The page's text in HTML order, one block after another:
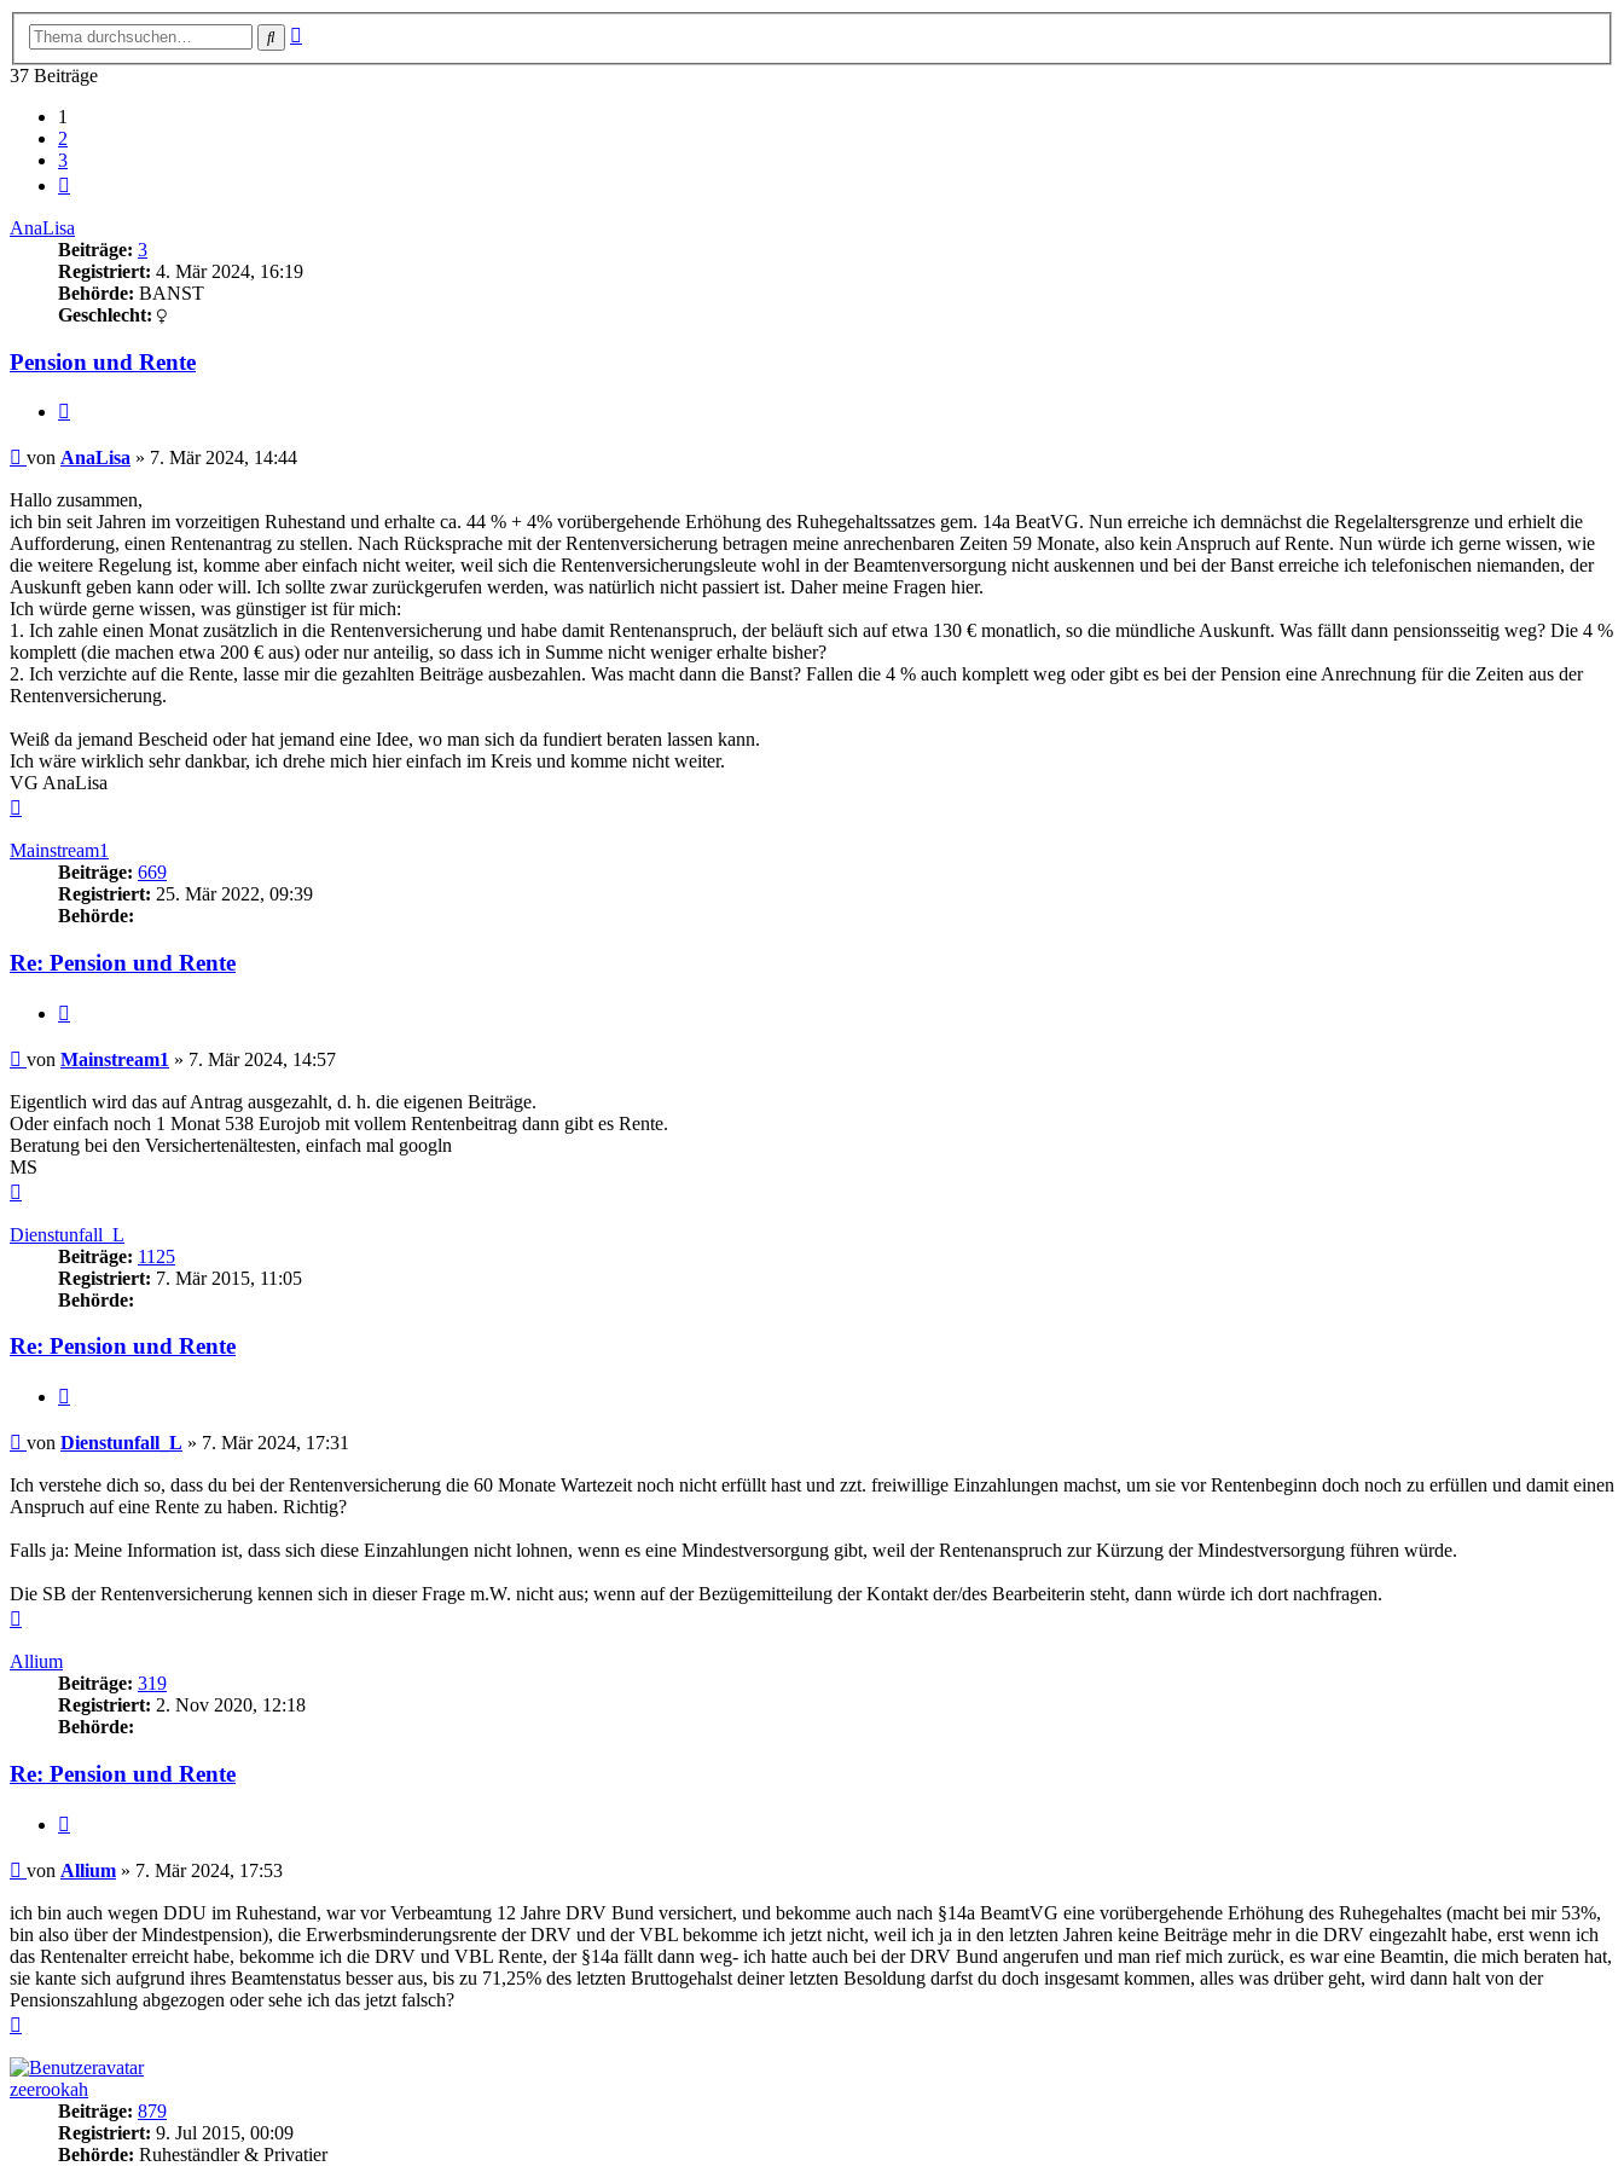
Suche
37 Beiträge
1
2
3
AnaLisa
Beiträge: 3
Registriert: 4. Mär 2024, 16:19
Behörde: BANST
Geschlecht:
Pension und Rente
Beitrag
von AnaLisa » 7. Mär 2024, 14:44
Hallo zusammen,
ich bin seit Jahren im vorzeitigen Ruhestand und erhalte ca. 44 % + 4% vorübergehende Erhöhung des Ruhegehaltssatzes gem. 14a BeatVG. Nun erreiche ich demnächst die Regelaltersgrenze und erhielt die
Aufforderung, einen Rentenantrag zu stellen. Nach Rücksprache mit der Rentenversicherung betragen meine anrechenbaren Zeiten 59 Monate, also kein Anspruch auf Rente. Nun würde ich gerne wissen, wie
die weitere Regelung ist, komme aber einfach nicht weiter, weil sich die Rentenversicherungsleute wohl in der Beamtenversorgung nicht auskennen und bei der Banst erreiche ich telefonischen niemanden, der
Auskunft geben kann oder will. Ich sollte zwar zurückgerufen werden, was natürlich nicht passiert ist. Daher meine Fragen hier.
Ich würde gerne wissen, was günstiger ist für mich:
1. Ich zahle einen Monat zusätzlich in die Rentenversicherung und habe damit Rentenanspruch, der beläuft sich auf etwa 130 € monatlich, so die mündliche Auskunft. Was fällt dann pensionsseitig weg? Die 4 %
komplett (die machen etwa 200 € aus) oder nur anteilig, so dass ich in Summe nicht weniger erhalte bisher?
2. Ich verzichte auf die Rente, lasse mir die gezahlten Beiträge ausbezahlen. Was macht dann die Banst? Fallen die 4 % auch komplett weg oder gibt es bei der Pension eine Anrechnung für die Zeiten aus der
Rentenversicherung.
Weiß da jemand Bescheid oder hat jemand eine Idee, wo man sich da fundiert beraten lassen kann.
Ich wäre wirklich sehr dankbar, ich drehe mich hier einfach im Kreis und komme nicht weiter.
VG AnaLisa
Mainstream1
Beiträge: 669
Registriert: 25. Mär 2022, 09:39
Behörde:
Re: Pension und Rente
Beitrag
von Mainstream1 » 7. Mär 2024, 14:57
Eigentlich wird das auf Antrag ausgezahlt, d. h. die eigenen Beiträge.
Oder einfach noch 1 Monat 538 Eurojob mit vollem Rentenbeitrag dann gibt es Rente.
Beratung bei den Versichertenältesten, einfach mal googln
MS
Dienstunfall_L
Beiträge: 1125
Registriert: 7. Mär 2015, 11:05
Behörde:
Re: Pension und Rente
Beitrag
von Dienstunfall_L » 7. Mär 2024, 17:31
Ich verstehe dich so, dass du bei der Rentenversicherung die 60 Monate Wartezeit noch nicht erfüllt hast und zzt. freiwillige Einzahlungen machst, um sie vor Rentenbeginn doch noch zu erfüllen und damit einen
Anspruch auf eine Rente zu haben. Richtig?
Falls ja: Meine Information ist, dass sich diese Einzahlungen nicht lohnen, wenn es eine Mindestversorgung gibt, weil der Rentenanspruch zur Kürzung der Mindestversorgung führen würde.
Die SB der Rentenversicherung kennen sich in dieser Frage m.W. nicht aus; wenn auf der Bezügemitteilung der Kontakt der/des Bearbeiterin steht, dann würde ich dort nachfragen.
Allium
Beiträge: 319
Registriert: 2. Nov 2020, 12:18
Behörde:
Re: Pension und Rente
Beitrag
von Allium » 7. Mär 2024, 17:53
ich bin auch wegen DDU im Ruhestand, war vor Verbeamtung 12 Jahre DRV Bund versichert, und bekomme auch nach §14a BeamtVG eine vorübergehende Erhöhung des Ruhegehaltes (macht bei mir 53%,
bin also über der Mindestpension), die Erwerbsminderungsrente der DRV und der VBL bekomme ich jetzt nicht, weil ich ja in den letzten Jahren keine Beiträge mehr in die DRV eingezahlt habe, erst wenn ich
das Rentenalter erreicht habe, bekomme ich die DRV und VBL Rente, der §14a fällt dann weg- ich hatte auch bei der DRV Bund angerufen und man rief mich zurück, es war eine Beamtin, die mich beraten hat,
sie kante sich aufgrund ihres Beamtenstatus besser aus, bis zu 71,25% des letzten Bruttogehalst deiner letzten Besoldung darfst du doch insgesamt kommen, alles was drüber geht, wird dann halt von der
Pensionszahlung abgezogen oder sehe ich das jetzt falsch?
zeerookah
Beiträge: 879
Registriert: 9. Jul 2015, 00:09
Behörde: Ruheständler & Privatier